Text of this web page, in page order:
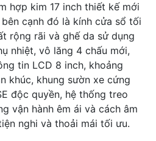
hợp kim 17 inch thiết kế mới
cạnh đó là kính cửa sổ tối
rộng rãi và ghế da sử dụng
nhiệt, vô lăng 4 chấu mới,
tin LCD 8 inch, khoảng
khúc, khung sườn xe cứng
độc quyền, hệ thống treo
vận hành êm ái và cách âm
nghi và thoải mái tối ưu.